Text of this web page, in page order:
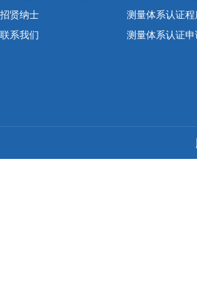
招贤纳士
联系我们
测量体系认证
测量体系认证